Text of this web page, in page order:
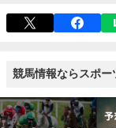
競馬情報ならスポー